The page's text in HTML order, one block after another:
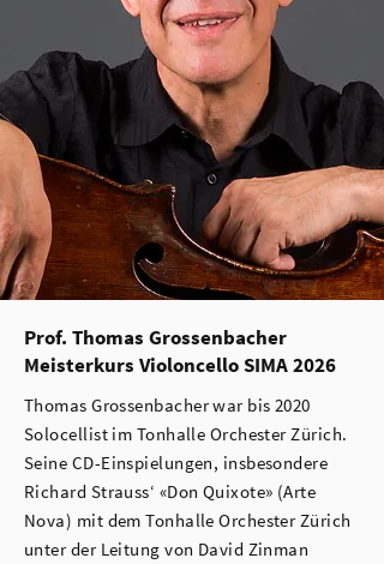
Prof. Thomas Grossenbacher
Meisterkurs Violoncello SIMA 2026
Thomas Grossenbacher war bis 2020
Solocellist im Tonhalle Orchester Zürich.
Seine CD-Einspielungen, insbesondere
Richard Strauss‘ «Don Quixote» (Arte
Nova) mit dem Tonhalle Orchester Zürich
unter der Leitung von David Zinman